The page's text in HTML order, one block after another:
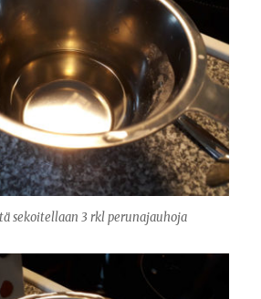
sekoitellaan 3 rkl perunajauhoja